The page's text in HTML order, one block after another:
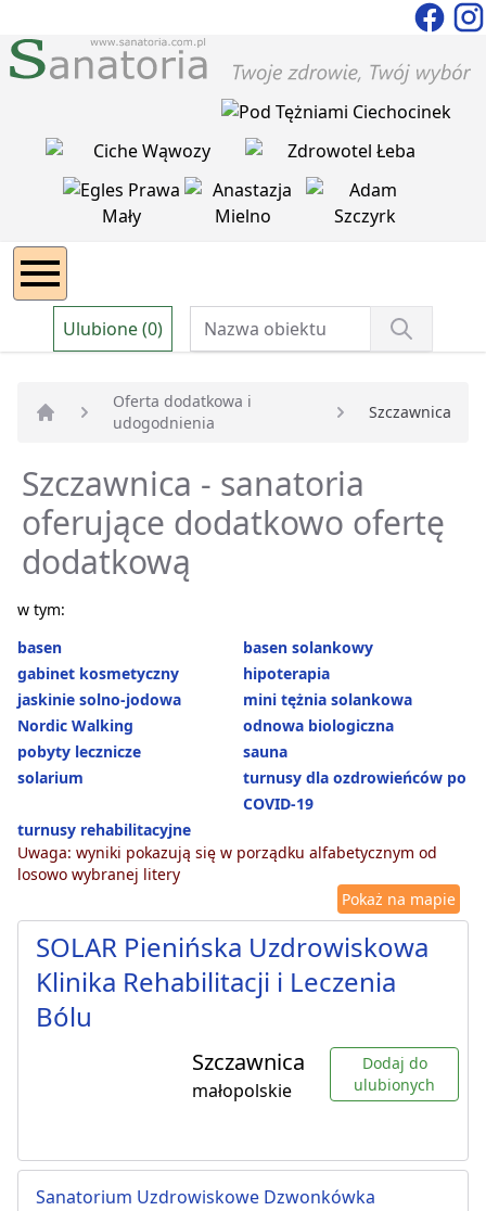
Ulubione (0)
Strona główna
Oferta dodatkowa i
udogodnienia
Szczawnica
Szczawnica - sanatoria
oferujące dodatkowo ofertę
dodatkową
w tym:
basen
basen solankowy
gabinet kosmetyczny
hipoterapia
jaskinie solno-jodowa
mini tężnia solankowa
Nordic Walking
odnowa biologiczna
pobyty lecznicze
sauna
solarium
turnusy dla ozdrowieńców po
COVID-19
turnusy rehabilitacyjne
Uwaga: wyniki pokazują się w porządku alfabetycznym od
losowo wybranej litery
Pokaż na mapie
SOLAR Pienińska Uzdrowiskowa
Klinika Rehabilitacji i Leczenia
Bólu
Szczawnica
małopolskie
Dodaj do
ulubionych
Sanatorium Uzdrowiskowe Dzwonkówka